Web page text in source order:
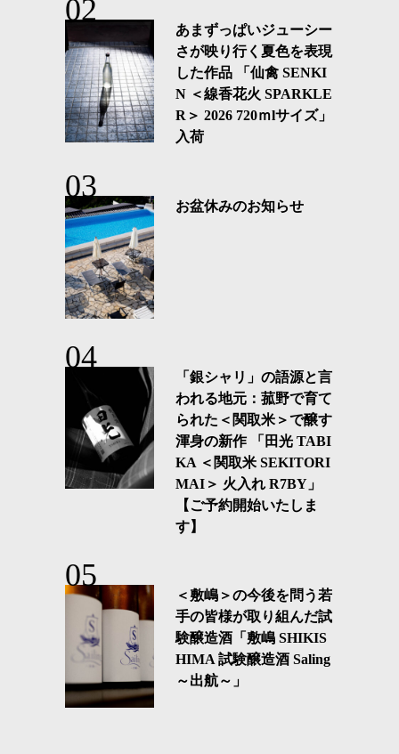
あまずっぱいジューシー
さが映り行く夏色を表現
した作品 「仙禽 SENKI
N ＜線香花火 SPARKLE
R＞ 2026 720ｍlサイズ」
入荷
お盆休みのお知らせ
「銀シャリ」の語源と言
われる地元：菰野で育て
られた＜関取米＞で醸す
渾身の新作 「田光 TABI
KA ＜関取米 SEKITORI
MAI＞ 火入れ R7BY」
【ご予約開始いたしま
す】
＜敷嶋＞の今後を問う若
手の皆様が取り組んだ試
験醸造酒「敷嶋 SHIKIS
HIMA 試験醸造酒 Saling
～出航～」